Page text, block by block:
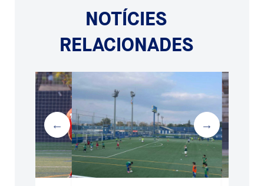
NOTÍCIES
RELACIONADES